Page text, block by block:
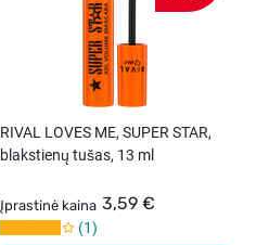
RIVAL LOVES ME, SUPER STAR,
blakstienų tušas, 13 ml
Įprastinė kaina 3,59 €
1